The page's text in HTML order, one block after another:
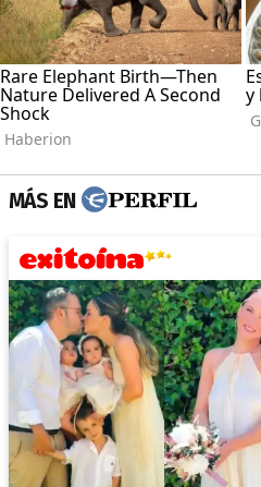
MÁS EN